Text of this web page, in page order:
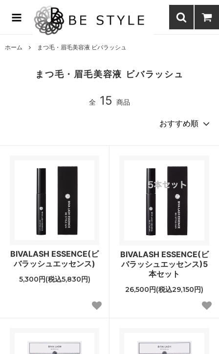
まつげエクステ商材の通販・まつげパーマ・ボディジュエリーなどまつ
げ商材・美容商材の通販｜BE STYLE beauty shop
ホーム まつ毛・眉毛美容液 ビバラッシュ
まつ毛・眉毛美容液 ビバラッシュ
全 15 商品
BIVALASH ESSENCE(ビ
バラッシュエッセンス)
5,300円(税込5,830円)
BIVALASH ESSENCE(ビ
バラッシュエッセンス)5
本セット
26,500円(税込29,150円)